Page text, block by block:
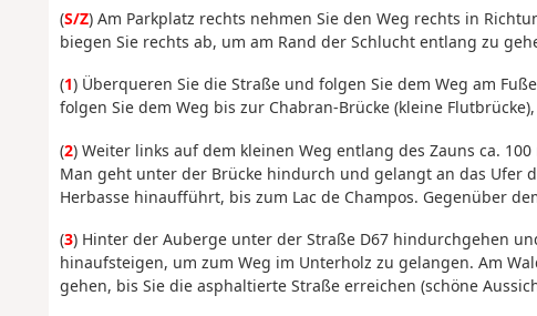
(S/Z) Am Parkplatz rechts nehmen Sie den Weg rechts in
biegen Sie rechts ab, um am Rand der Schlucht entlang zu
(1) Überqueren Sie die Straße und folgen Sie dem Weg am
folgen Sie dem Weg bis zur Chabran-Brücke (kleine
(2) Weiter links auf dem kleinen Weg entlang des Zauns ca. 100
Man geht unter der Brücke hindurch und gelangt an das Ufer
Herbasse hinaufführt, bis zum Lac de Champos. Gegenüber
(3) Hinter der Auberge unter der Straße D67 hindurchgehen
hinaufsteigen, um zum Weg im Unterholz zu gelangen. Am
gehen, bis Sie die asphaltierte Straße erreichen (schöne